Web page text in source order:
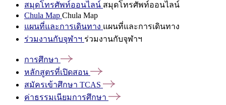
สมุดโทรศัพท์ออนไลน์ สมุดโทรศัพท์ออนไลน์
Chula Map Chula Map
แผนที่และการเดินทาง แผนที่และการเดินทาง
ร่วมงานกับจุฬาฯ ร่วมงานกับจุฬาฯ
การศึกษา
หลักสูตรที่เปิดสอน
สมัครเข้าศึกษา TCAS
ค่าธรรมเนียมการศึกษา